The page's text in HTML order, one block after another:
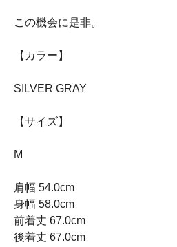
この機会に是非。
【カラー】
SILVER GRAY
【サイズ】
M
肩幅 54.0cm
身幅 58.0cm
前着丈 67.0cm
後着丈 67.0cm